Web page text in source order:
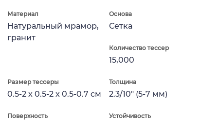
Материал
Натуральный мрамор,
гранит
Основа
Сетка
Количество тессер
15,000
Размер тессеры
0.5-2 x 0.5-2 x 0.5-0.7 см
Толщина
2.3/10" (5-7 мм)
Поверхность Устойчивость